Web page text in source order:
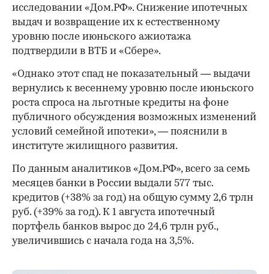
исследовании «Дом.РФ». Снижение ипотечных
выдач и возвращение их к естественному
уровню после июньского ажиотажа
подтвердили в ВТБ и «Сбере».
«Однако этот спад не показательный — выдачи
вернулись к весеннему уровню после июньского
роста спроса на льготные кредиты на фоне
публичного обсуждения возможных изменений
условий семейной ипотеки», — пояснили в
институте жилищного развития.
По данным аналитиков «Дом.РФ», всего за семь
месяцев банки в России выдали 577 тыс.
кредитов (+38% за год) на общую сумму 2,6 трлн
руб. (+39% за год). К 1 августа ипотечный
портфель банков вырос до 24,6 трлн руб.,
увеличившись с начала года на 3,5%.